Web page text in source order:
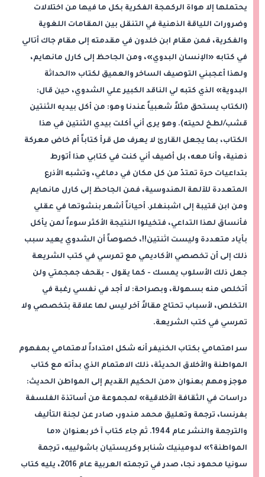
يحتملها إلا هواة الركمجة الفكرية بكل ما فيها من اختلالات
وضرورات اللياقة الذهنية في التنقل بين المقامات اللغوية
والفكرية، فمن مقام ابن خلدون في مقدمته إلى مقام جاك أتالي
في كتابه «الإنسان البدوي»، ومن الجاحظ إلى كارل مانهايم،
ولهذا أعجبني التوصيف الساخر والعميق لكتاب «الحداثة
البدوية» الذي كتبه لي الناقد الكبير علي الشدوي، حين قال:
(الكتاب يستحق مثلاً شعبياً عندنا وهو: من أكل بيديه الثنتين
قشب/لطخ لحيته). وهو يرى أني أكلت بيدي الثنتين في هذا
الكتاب، بما يجعل القارئ لا يعرف هل قرأ كتاباً أم خاض معركة
ذهنية، وأنا معه، بل أضيف أني كنت في كتابي هذا أتورط
بتداعيات حرة تمتدّ من كل مكان في دماغي، وتشبه الأذرع
المتعددة للآلهة الهندوسية، فمن الجاحظ إلى كارل مانهايم
ومن ابن قتيبة إلى اشبنغلر. أحياناً أشعر بنشوتها في عقلي
فأنساق لهذا التداعي، فتخيلوا النتيجة الأكثر سوءاً لمن يأكل
بأياد متعددة وليست اثنتين!!، خصوصاً أن الشدوي يعيد سبب
ذلك إلى أن تخصصي الأكاديمي مع تمرسي في كتب الشريعة
جعل ذلك الأسلوب يمسك - كما يقول - بقحف جمجمتي ولن
أتخلص منه بسهولة، وبصراحة: لا أجد في نفسي رغبة في
التخلص، لأسباب تحتاج مقالاً آخر ليس لها علاقة بتخصصي ولا
تمرسي في كتب الشريعة.
سر اهتمامي بكتاب الخنيفر أنه شكل امتداداً لاهتمامي بمفهوم
المواطنة والأخلاق الحديثة، ذلك الاهتمام الذي بدأته مع كتاب
موجز ومهم بعنوان «من الحكيم القديم إلى المواطن الحديث:
دراسات في الثقافة الأخلاقية» لمجموعة من أساتذة الفلسفة
بفرنسا، ترجمة وتعليق محمد مندور، صادر عن لجنة التأليف
والترجمة والنشر عام 1944. ثم جاء كتاب آ خر بعنوان «ما
المواطنة؟» لدومينيك شنابر وكريستيان باشولييه، ترجمة
سونيا محمود نجا، صدر في ترجمته العربية عام 2016، يليه كتاب